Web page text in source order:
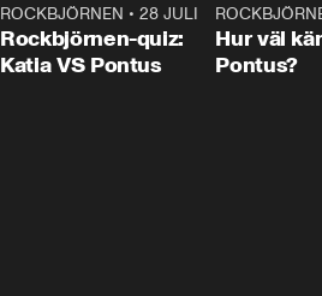
0:15
ROCKBJÖRNEN •28 JULI
Rockbjörnen-quiz:
Katia VS Pontus
Hur väl
Pontus?